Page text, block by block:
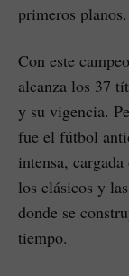
primeros planos.
Con este
alcanza los 37
y su vigencia.
fue el fútbol
intensa,
los clásicos y
donde se
tiempo.